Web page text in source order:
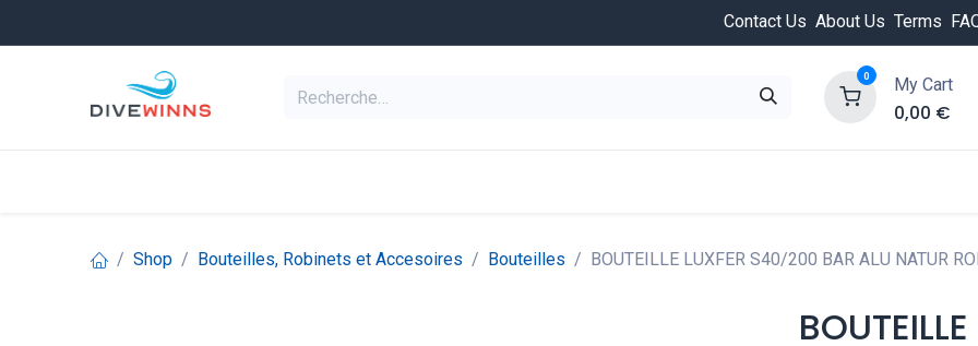
Contact Us About Us Terms
0 My Cart
0,00 €
HOT
Shop Bouteilles, Robinets et Accesoires Bouteilles BOUTEILLE LUXFER S40/200 BAR ALU NATUR